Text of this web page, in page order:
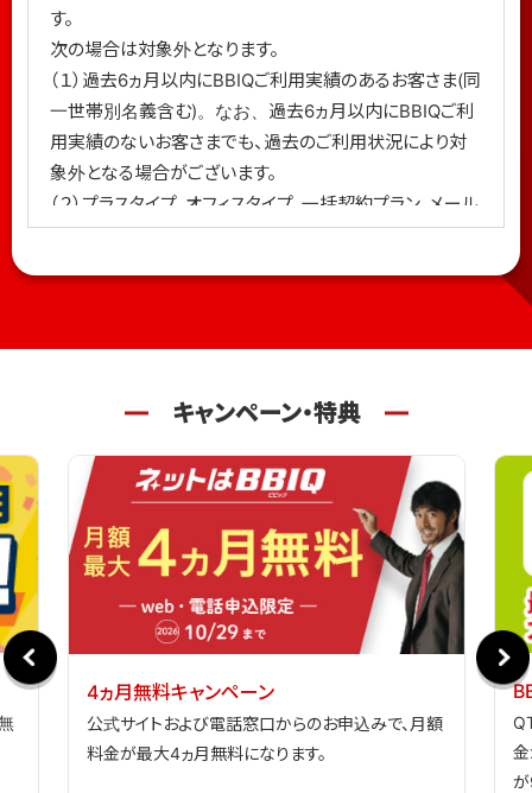
す。
次の場合は対象外となります。
（１）過去6ヵ月以内にBBIQご利用実績のあるお客さま(同
一世帯別名義含む)。なお、過去6ヵ月以内にBBIQご利
用実績のないお客さまでも、過去のご利用状況により対
象外となる場合がございます。
（２）プラスタイプ、オフィスタイプ、一括契約プラン、メール
プランにお申込みの場合
中に10ギガ/6ギガ/1ギガコース以外に変更された場合は
対象外となります。
■BBIQつづけて割
ホームタイプ・プラスタイプを対象に、開通月翌月の月額
料金から550円/月割引します。契約は36ヵ月単位の自動
更新です。更新月含む3ヵ月間（36ヵ月毎の更新月から更
新月の翌々月まで）以外に解約された場合、前月のご利
用プランの1ヵ月分の月額基本料相当額を途中解約料と
してお支払いいただきます。
■九電グループまとめてあんしん割
キャンペーン・特典
4ヵ月無料キャンペーン
公式サイトおよび電話窓口からのお申込みで、月額
料金が最大4ヵ月無料になります。
金